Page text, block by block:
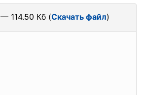
— 114.50 Кб (Скачать файл)